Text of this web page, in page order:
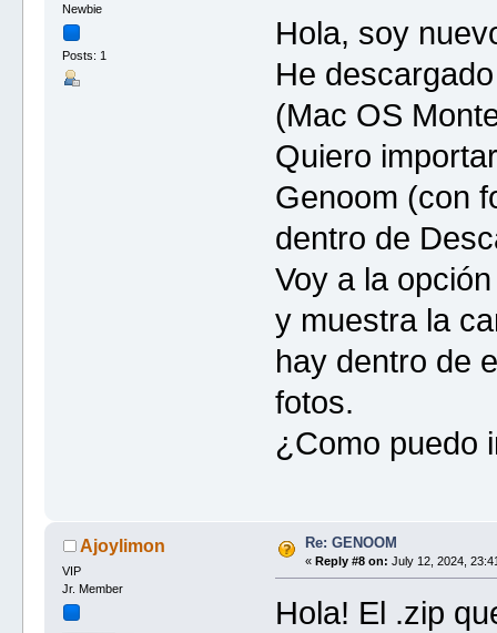
Newbie
Posts: 1
Hola, soy
He
(Mac OS
Quiero
Genoom (con
dentro de
Voy a la
y muestra la
hay dentro de
fotos.
¿Como puedo
Ajoylimon
VIP
Jr. Member
Re: GENOOM
«Reply #8 on: July 12, 2024,
Hola! El .zip